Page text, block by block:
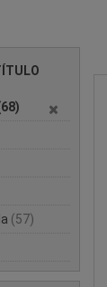
(57)